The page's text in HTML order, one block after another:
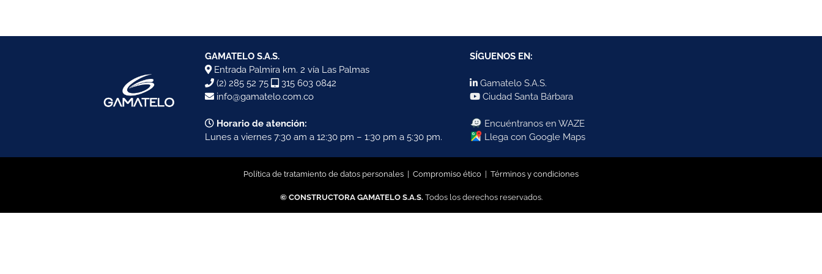
GAMATELO S.A.S.
Entrada Palmira km. 2 vía Las Palmas
(2) 285 52 75
315 603 0842
info@gamatelo.com.co
Horario de atención:
Lunes a viernes 7:30 am a 12:30 pm – 1:30 pm a 5:30 pm.
SÍGUENOS EN:
Gamatelo S.A.S.
Ciudad Santa Bárbara
Encuéntranos en WAZE
Llega con Google Maps
Política de tratamiento de datos personales Compromiso ético Términos y condiciones
© CONSTRUCTORA GAMATELO S.A.S.Todos los derechos reservados.